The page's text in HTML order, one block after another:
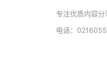
专注优质内容分
电话：